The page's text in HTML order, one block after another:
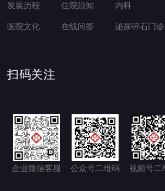
发展历程
医院文化
住院须知
在线问答
内科
泌尿碎石门
扫码关注
企业微信客服 公众号二维码 视频号二